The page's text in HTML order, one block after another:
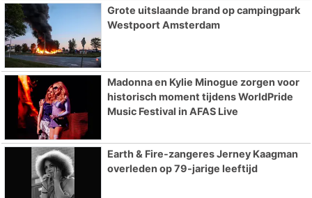
Grote uitslaande brand op campingpark
Westpoort Amsterdam
Madonna en Kylie Minogue zorgen voor
historisch moment tijdens WorldPride
Music Festival in AFAS Live
Earth & Fire-zangeres Jerney Kaagman
overleden op 79-jarige leeftijd